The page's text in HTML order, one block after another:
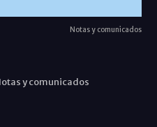
Notas y comunicados
y comunicados